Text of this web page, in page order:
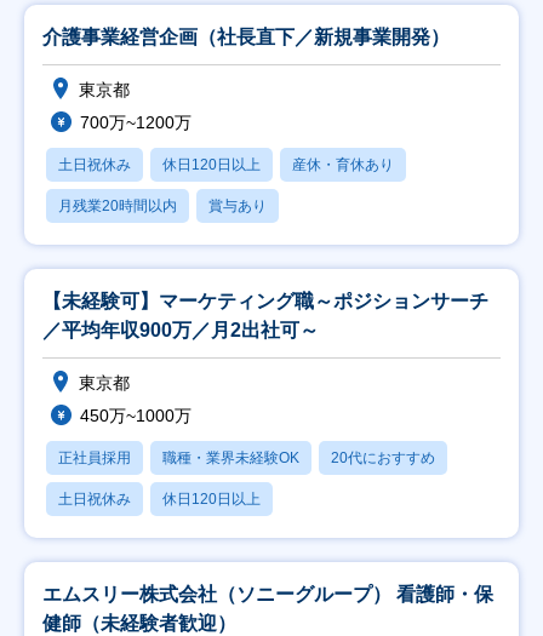
介護事業経営企画（社長直下／新規事業開発）
東京都
700万~1200万
土日祝休み 休日120日以上 産休・育休あり
月残業20時間以内 賞与あり
【未経験可】マーケティング職～ポジションサーチ
／平均年収900万／月2出社可～
東京都
450万~1000万
正社員採用 職種・業界未経験OK 20代におすすめ
土日祝休み 休日120日以上
エムスリー株式会社（ソニーグループ） 看護師・保
健師（未経験者歓迎）